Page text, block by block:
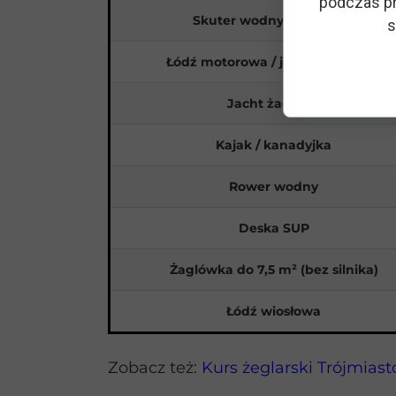
Skuter wodny (do 10 kW)
Łódź motorowa / jacht motorowy
Jacht żaglowy
Kajak / kanadyjka
Rower wodny
Deska SUP
Żaglówka do 7,5 m² (bez silnika)
Łódź wiosłowa
Zobacz też: Kurs żeglarski